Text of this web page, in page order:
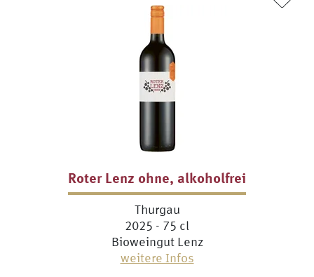
Roter Lenz ohne, alkoholfrei
Thurgau
2025 - 75 cl
Bioweingut Lenz
weitere Infos